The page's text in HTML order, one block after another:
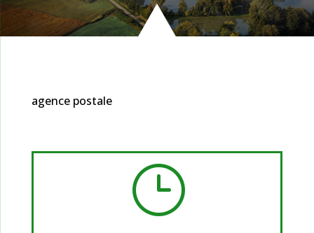
agence postale
}